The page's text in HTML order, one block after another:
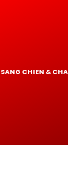
SANG CHIEN &